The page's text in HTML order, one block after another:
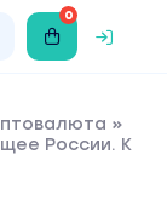
0
»
России. К